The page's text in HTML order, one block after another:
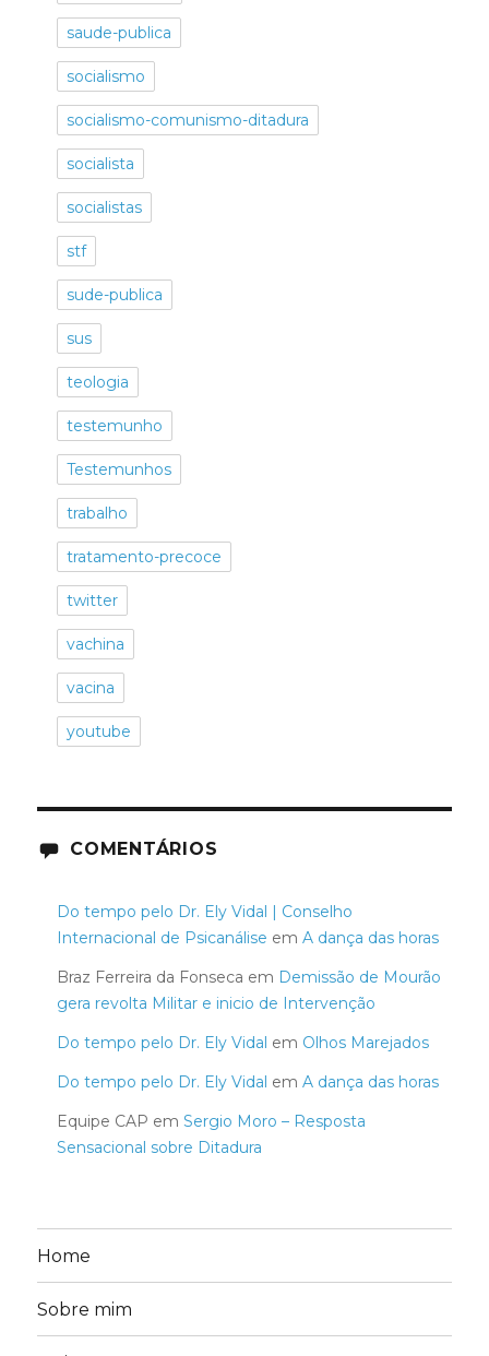
saude-publica
socialismo
socialismo-comunismo-ditadura
socialista
socialistas
stf
sude-publica
sus
teologia
testemunho
Testemunhos
trabalho
tratamento-precoce
twitter
vachina
vacina
youtube
COMENTÁRIOS
Do tempo pelo Dr. Ely Vidal | Conselho
Internacional de Psicanálise em A dança das horas
Braz Ferreira da Fonseca em Demissão de Mourão
gera revolta Militar e inicio de Intervenção
Do tempo pelo Dr. Ely Vidal em Olhos Marejados
Do tempo pelo Dr. Ely Vidal em A dança das horas
Equipe CAP em Sergio Moro – Resposta
Sensacional sobre Ditadura
Home
Sobre mim